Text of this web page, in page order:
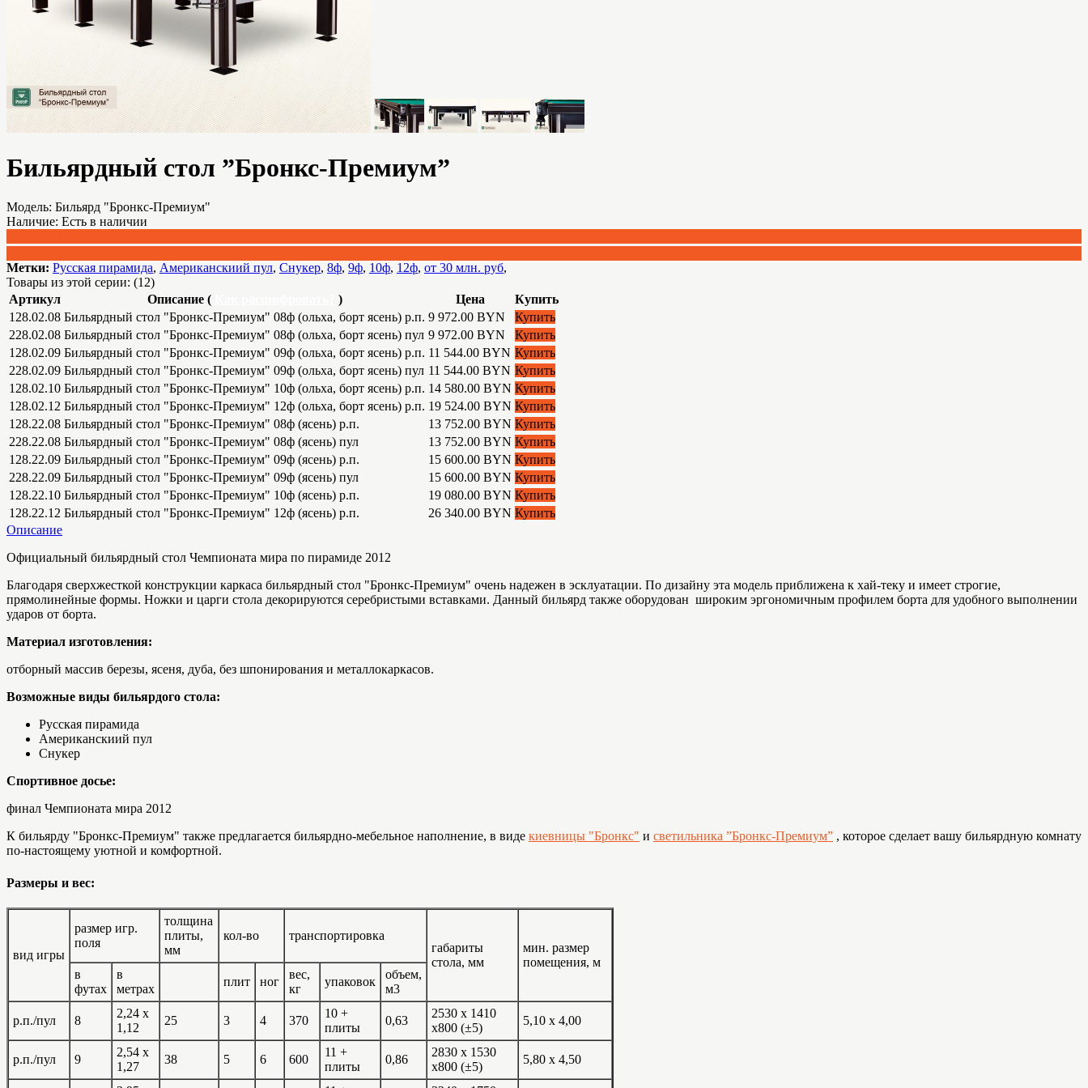
Бильярдный стол ”Бронкс-Премиум”
Модель: Бильярд "Бронкс-Премиум"
Наличие: Есть в наличии
Метки: Русская пирамида, Американскиий пул, Снукер, 8ф, 9ф, 10ф, 12ф, от 30 млн. руб,
Товары из этой серии: (12)
Артикул
Описание ( ) Цена
Купить
128.02.08 Бильярдный стол "Бронкс-Премиум" 08ф (ольха, борт ясень) р.п. 9 972.00 BYN
Купить
228.02.08 Бильярдный стол "Бронкс-Премиум" 08ф (ольха, борт ясень) пул 9 972.00 BYN
Купить
128.02.09 Бильярдный стол "Бронкс-Премиум" 09ф (ольха, борт ясень) р.п. 11 544.00 BYN Купить
228.02.09 Бильярдный стол "Бронкс-Премиум" 09ф (ольха, борт ясень) пул 11 544.00 BYN Купить
128.02.10 Бильярдный стол "Бронкс-Премиум" 10ф (ольха, борт ясень) р.п. 14 580.00 BYN Купить
128.02.12 Бильярдный стол "Бронкс-Премиум" 12ф (ольха, борт ясень) р.п. 19 524.00 BYN Купить
128.22.08 Бильярдный стол "Бронкс-Премиум" 08ф (ясень) р.п. 13 752.00 BYN Купить
228.22.08 Бильярдный стол "Бронкс-Премиум" 08ф (ясень) пул 13 752.00 BYN Купить
128.22.09 Бильярдный стол "Бронкс-Премиум" 09ф (ясень) р.п. 15 600.00 BYN Купить
228.22.09 Бильярдный стол "Бронкс-Премиум" 09ф (ясень) пул 15 600.00 BYN Купить
128.22.10 Бильярдный стол "Бронкс-Премиум" 10ф (ясень) р.п. 19 080.00 BYN Купить
128.22.12 Бильярдный стол "Бронкс-Премиум" 12ф (ясень) р.п. 26 340.00 BYN Купить
Описание
Официальный бильярдный стол Чемпионата мира по пирамиде 2012
Благодаря сверхжесткой конструкции каркаса бильярдный стол "Бронкс-Премиум" очень надежен в эсклуатации. По дизайну эта модель приближена к хай-теку и имеет строгие,
прямолинейные формы. Ножки и царги стола декорируются серебристыми вставками. Данный бильярд также оборудован широким эргономичным профилем борта для удобного выполнении
ударов от борта.
Материал изготовления:
отборный массив березы, ясеня, дуба, без шпонирования и металлокаркасов.
Возможные виды бильярдого стола:
Русская пирамида
Американскиий пул
Снукер
Спортивное досье:
финал Чемпионата мира 2012
К бильярду "Бронкс-Премиум" также предлагается бильярдно-мебельное наполнение, в виде киевницы "Бронкс" и светильника ”Бронкс-Премиум” , которое сделает вашу бильярдную комнату
по-настоящему уютной и комфортной.
Размеры и вес:
вид игры
размер игр.
поля
толщина
плиты,
мм
кол-во
транспортировка
габариты
стола, мм
мин. размер
помещения, м
в
футах
в
метрах
плит ног
вес,
кг
упаковок
объем,
м3
р.п./пул 8
2,24 x
1,12
25 3 4 370
10 +
плиты
0,63
2530 x 1410
x800 (±5)
5,10 x 4,00
р.п./пул 9
2,54 x
1,27
38 5 6 600
11 +
плиты
0,86
2830 x 1530
x800 (±5)
5,80 x 4,50